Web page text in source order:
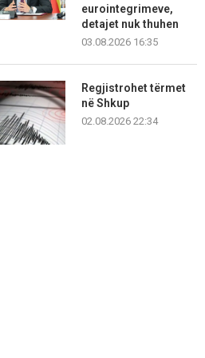
eurointegrimeve,
detajet nuk thuhen
03.08.2026 16:35
Regjistrohet tërmet
në Shkup
02.08.2026 22:34